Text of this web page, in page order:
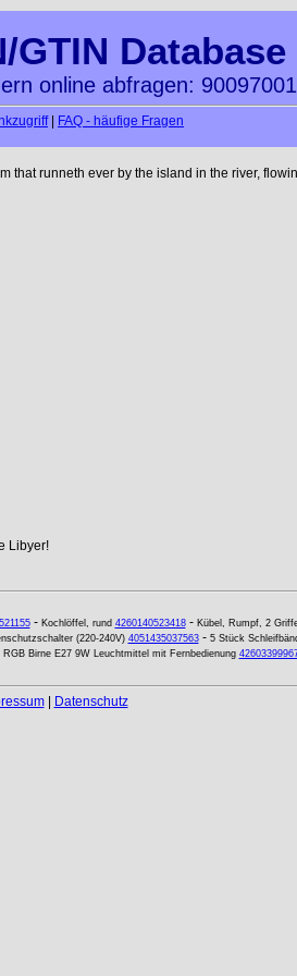
GTIN Database
online abfragen:
| FAQ - häufige Fragen
that runneth ever by the island in the river,
Libyer!
- Kochlöffel, rund 4260140523418- Kübel, Rumpf, 2
(220-240V) 4051435037563- 5 Stück
RGB Birne E27 9W Leuchtmittel mit Fernbedienung
| Datenschutz